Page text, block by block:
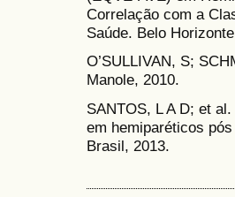
Correlação com a
Saúde. Belo
O’SULLIVAN, S;
Manole, 2010.
SANTOS, L A D; et
em hemiparéticos
Brasil, 2013.